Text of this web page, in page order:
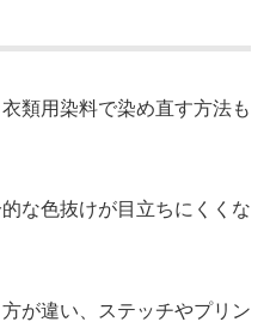
類用染料で染め直す方法も
な色抜けが目立ちにくくな
が違い、ステッチやプリン